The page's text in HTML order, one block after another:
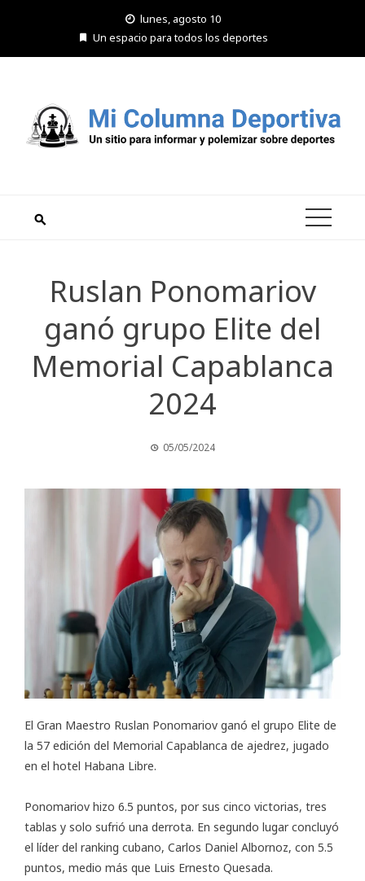
lunes, agosto 10
Un espacio para todos los deportes
Ruslan Ponomariov
ganó grupo Elite del
Memorial Capablanca
2024
05/05/2024
El Gran Maestro Ruslan Ponomariov ganó el grupo Elite de
la 57 edición del Memorial Capablanca de ajedrez, jugado
en el hotel Habana Libre.
Ponomariov hizo 6.5 puntos, por sus cinco victorias, tres
tablas y solo sufrió una derrota. En segundo lugar concluyó
el líder del ranking cubano, Carlos Daniel Albornoz, con 5.5
puntos, medio más que Luis Ernesto Quesada.